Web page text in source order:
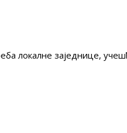
локалне заједнице,